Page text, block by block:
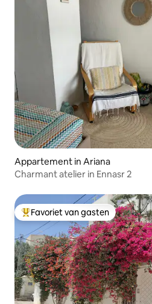
Appartement in Ariana
Charmant atelier in Ennasr 2
Topfavoriet van gasten
Favoriet van gasten